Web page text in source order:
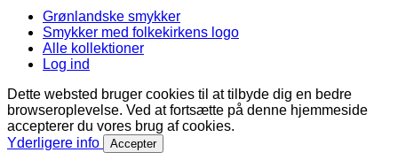
Grønlandske smykker
Smykker med folkekirkens logo
Alle kollektioner
Log ind
Dette websted bruger cookies til at tilbyde dig en bedre
browseroplevelse. Ved at fortsætte på denne hjemmeside
accepterer du vores brug af cookies.
Yderligere info
Accepter